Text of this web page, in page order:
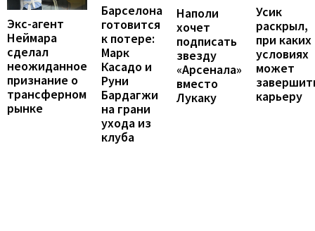
Экс-агент
Неймара
сделал
неожиданное
признание о
трансферном
рынке
Барселона
готовится
к потере:
Марк
Касадо и
Руни
Бардагжи
на грани
ухода из
клуба
Наполи
хочет
подписать
звезду
«Арсенала»
вместо
Лукаку
Усик
раскрыл,
при каких
условиях
может
карьеру